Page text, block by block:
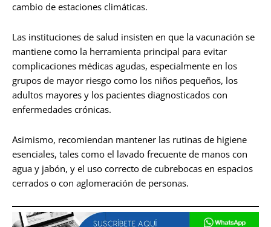
cambio de estaciones climáticas.
Las instituciones de salud insisten en que la vacunación se
mantiene como la herramienta principal para evitar
complicaciones médicas agudas, especialmente en los
grupos de mayor riesgo como los niños pequeños, los
adultos mayores y los pacientes diagnosticados con
enfermedades crónicas.
Asimismo, recomiendan mantener las rutinas de higiene
esenciales, tales como el lavado frecuente de manos con
agua y jabón, y el uso correcto de cubrebocas en espacios
cerrados o con aglomeración de personas.